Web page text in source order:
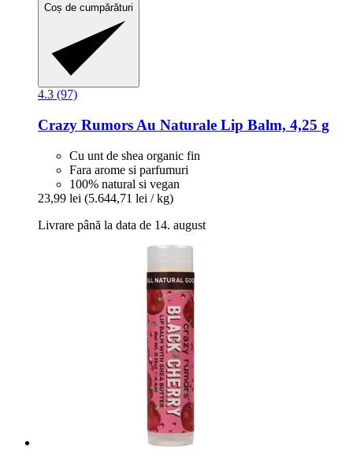
Coș de cumpărături
4.3 (97)
Crazy Rumors Au Naturale Lip Balm, 4,25 g
Cu unt de shea organic fin
Fara arome si parfumuri
100% natural si vegan
23,99 lei (5.644,71 lei / kg)
Livrare până la data de 14. august